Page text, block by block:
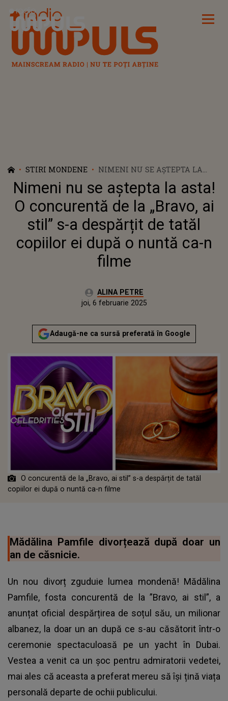
Radio Impuls
STIRI MONDENE
NIMENI NU SE AȘTEPTA LA
ASTA! O CONCURENTĂ DE LA
„BRAVO, AI STIL” S-A DESPĂRȚIT
DE TATĂL COPIILOR EI DUPĂ O
NUNTĂ CA-N FILME
Nimeni nu se aștepta la asta!
O concurentă de la „Bravo, ai
stil” s-a despărțit de tatăl
copiilor ei după o nuntă ca-n
filme
Autor:ALINA PETRE
Publicat:
joi, 6 februarie 2025
Adaugă-ne ca sursă preferată în Google
O concurentă de la „Bravo, ai stil” s-a despărțit de tatăl
copiilor ei după o nuntă ca-n filme
Mădălina Pamfile divorțează după doar un
an de căsnicie.
Un nou divorț zguduie lumea mondenă! Mădălina
Pamfile, fosta concurentă de la ”Bravo, ai stil”, a
anunțat oficial despărțirea de soțul său, un milionar
albanez, la doar un an după ce s-au căsătorit într-o
ceremonie spectaculoasă pe un yacht în Dubai.
Vestea a venit ca un șoc pentru admiratorii vedetei,
mai ales că aceasta a preferat mereu să își țină viața
personală departe de ochii publicului.